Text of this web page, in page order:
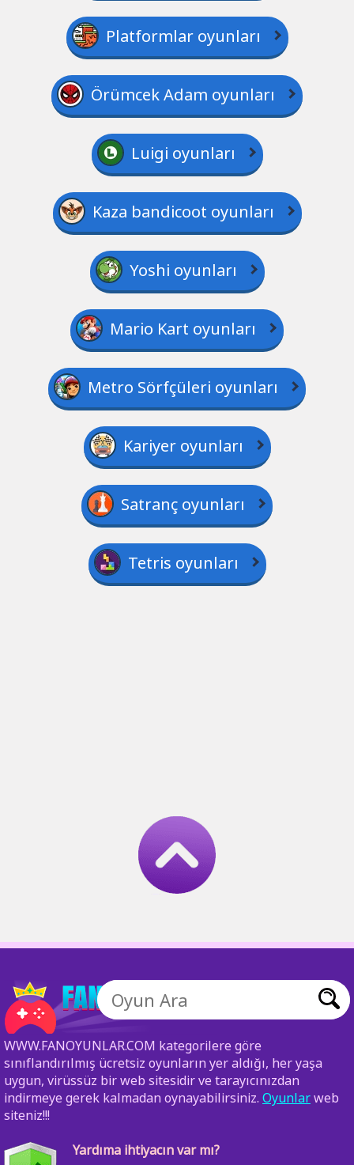
Platformlar oyunları
Örümcek Adam oyunları
Luigi oyunları
Kaza bandicoot oyunları
Yoshi oyunları
Mario Kart oyunları
Metro Sörfçüleri oyunları
Kariyer oyunları
Satranç oyunları
Tetris oyunları
WWW.FANOYUNLAR.COM kategorilere göre
sınıflandırılmış ücretsiz oyunların yer aldığı, her yaşa
uygun, virüssüz bir web sitesidir ve tarayıcınızdan
indirmeye gerek kalmadan oynayabilirsiniz. Oyunlarweb
siteniz!!!
Yardıma ihtiyacın var mı?